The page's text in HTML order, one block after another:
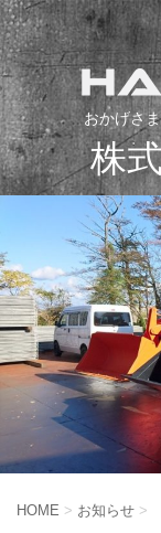
おかげさ
株
HOME > お知らせ >